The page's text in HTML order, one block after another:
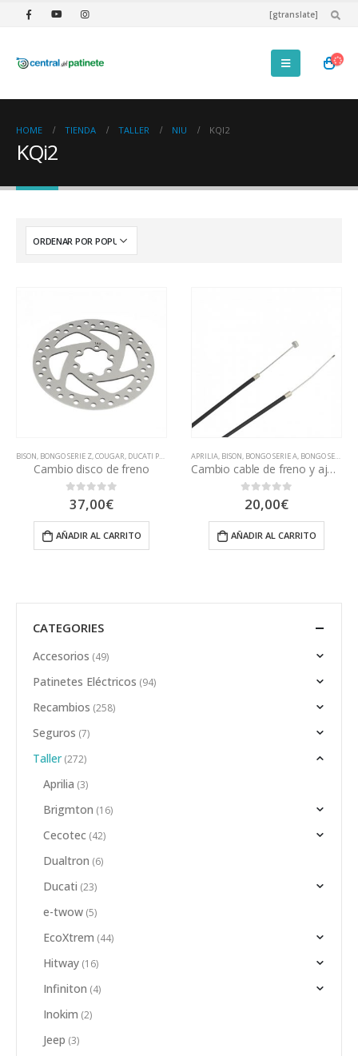
[gtranslate]
HOME TIENDA TALLER NIU KQI2
KQi2
BISON, BONGO SERIE Z,COUGAR, DUCATI PRO EVO DUCATI PRO I,DUCATI PRO II,DUCATI SCRAMBLER
Cambio disco de freno
0out of 5
37,00€
AÑADIR AL CARRITO
APRILIA, BISON, BONGO SERIE A, BONGO SERIE S
Cambio cable de freno y ajuste
0out of 5
20,00€
AÑADIR AL CARRITO
CATEGORIES
Accesorios (49)
Patinetes Eléctricos (94)
Recambios (258)
Seguros (7)
Taller (272)
Aprilia (3)
Brigmton (16)
Cecotec (42)
Dualtron (6)
Ducati (23)
e-twow (5)
EcoXtrem (44)
Hitway (16)
Infiniton (4)
Inokim (2)
Jeep (3)